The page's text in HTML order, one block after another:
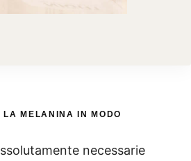
LA MELANINA IN MODO
necessarie